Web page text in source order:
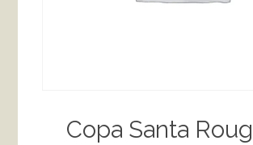
Copa Santa